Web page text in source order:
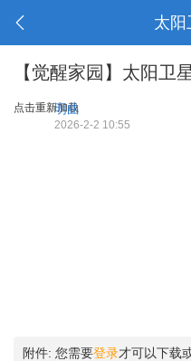
太阳
【觉醒家园】太阳卫
点击重新加载
明曲
2026-2-2 10:55
附件: 您需要登录才可以下载